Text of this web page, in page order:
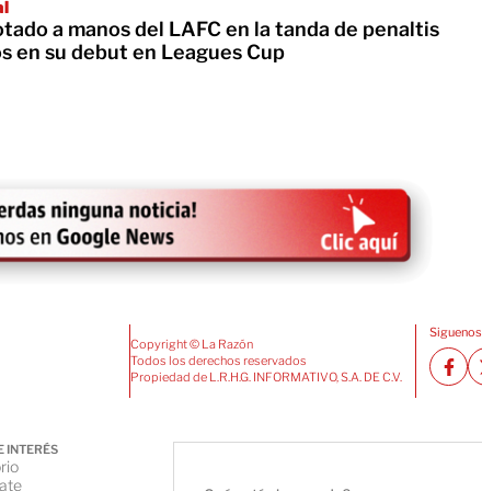
a manos del LAFC en la tanda de penaltis
en su debut en Leagues Cup
Copyright © La Razón
Todos los derechos reservados
Propiedad de L.R.H.G. INFORMATIVO, S.A. DE C.V.
INTERÉS